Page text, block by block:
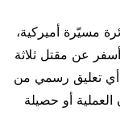
مسيّرة أميركية،
عن مقتل ثلاثة
أي تعليق رسمي من
العملية أو حصيلة